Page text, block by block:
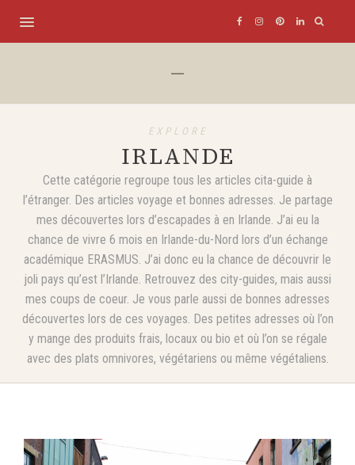
EXPLORE
IRLANDE
Cette catégorie regroupe tous les articles cita-guide à
l’étranger. Des articles voyage et bonnes adresses. Je partage
mes découvertes lors d’escapades à en Irlande. J’ai eu la
chance de vivre 6 mois en Irlande-du-Nord lors d’un échange
académique ERASMUS. J’ai donc eu la chance de découvrir le
joli pays qu’est l’Irlande. Retrouvez des city-guides, mais aussi
mes coups de coeur. Je vous parle aussi de bonnes adresses
découvertes lors de ces voyages. Des petites adresses où l’on
y mange des produits frais, locaux ou bio et où l’on se régale
avec des plats omnivores, végétariens ou même végétaliens.